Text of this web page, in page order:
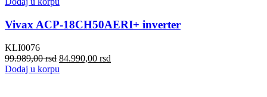
Vivax ACP-18CH50AERI+ inverter
KLI0076
99.989,00rsd 84.990,00 rsd
Dodaj u korpu